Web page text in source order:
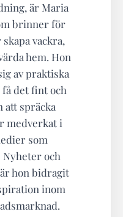
är Maria
brinner för
vackra,
hem. Hon
av praktiska
det fint och
att spräcka
medverkat i
som
Nyheter och
hon bidragit
inom